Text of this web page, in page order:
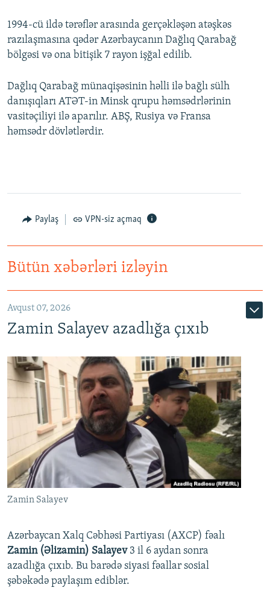
1994-cü ildə tərəflər arasında gerçəkləşən atəşkəs
razılaşmasına qədər Azərbaycanın Dağlıq Qarabağ
bölgəsi və ona bitişik 7 rayon işğal edilib.
Dağlıq Qarabağ münaqişəsinin həlli ilə bağlı sülh
danışıqları ATƏT-in Minsk qrupu həmsədrlərinin
vasitəçiliyi ilə aparılır. ABŞ, Rusiya və Fransa
həmsədr dövlətlərdir.
Paylaş VPN-siz açmaq
Bütün xəbərləri izləyin
Avqust 07, 2026
Zamin Salayev azadlığa çıxıb
Zamin Salayev
Azərbaycan Xalq Cəbhəsi Partiyası (AXCP) fəalı
Zamin (Əlizamin) Salayev 3 il 6 aydan sonra
azadlığa çıxıb. Bu barədə siyasi fəallar sosial
şəbəkədə paylaşım ediblər.